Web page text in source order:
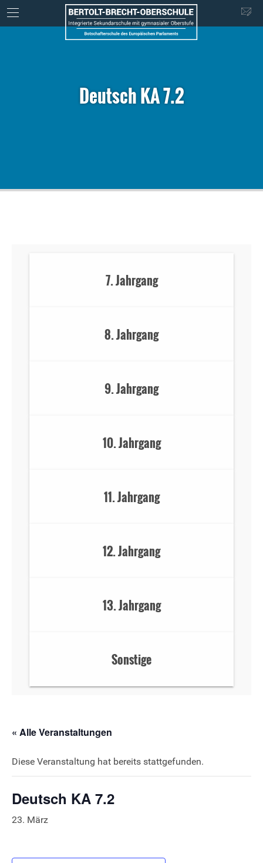
Deutsch KA 7.2
7. Jahrgang
8. Jahrgang
9. Jahrgang
10. Jahrgang
11. Jahrgang
12. Jahrgang
13. Jahrgang
Sonstige
« Alle Veranstaltungen
Diese Veranstaltung hat bereits stattgefunden.
Deutsch KA 7.2
23. März